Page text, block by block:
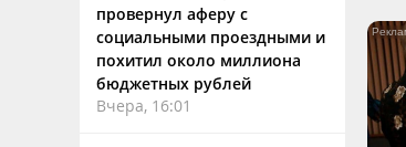
провернул аферу с
социальными проездными и
похитил около миллиона
бюджетных рублей
Вчера, 16:01